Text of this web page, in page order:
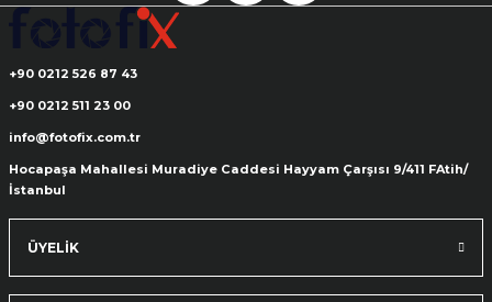
+90 0212 526 87 43
+90 0212 511 23 00
info@fotofix.com.tr
Hocapaşa Mahallesi Muradiye Caddesi Hayyam Çarşısı 9/411 FAtih/
İstanbul
ÜYELİK